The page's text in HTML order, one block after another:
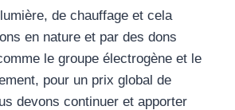
de chauffage et cela
en nature et par des dons
le groupe électrogène et le
pour un prix global de
devons continuer et apporter